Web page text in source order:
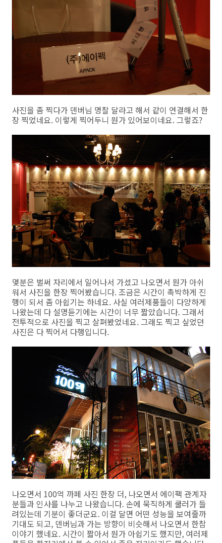
사진을 좀 찍다가 덴버님 명찰 달라고 해서 같이 연결해서 한
장 찍었네요. 이렇게 찍어두니 뭔가 있어보이네요. 그렇죠?
몇분은 벌써 자리에서 일어나서 가셨고 나오면서 뭔가 아쉬
워서 사진을 한장 찍어봤습니다. 조금은 시간이 촉박하게 진
행이 되서 좀 아쉽기는 하네요. 사실 여러제품들이 다양하게
나왔는데 다 설명듣기에는 시간이 너무 짧았습니다. 그래서
전투적으로 사진을 찍고 살펴봤었네요. 그래도 찍고 싶었던
사진은 다 찍어서 다행입니다.
나오면서 100억 까페 사진 한장 더, 나오면서 에이팩 관계자
분들과 인사를 나누고 나왔습니다. 손에 묵직하게 쿨러가 들
려있는데 기분이 좋더군요. 이걸 달면 어떤 성능을 보여줄까
기대도 되고, 덴버님과 가는 방향이 비슷해서 나오면서 한참
이야기 했네요. 시간이 짧아서 뭔가 아쉽기도 했지만, 여러제